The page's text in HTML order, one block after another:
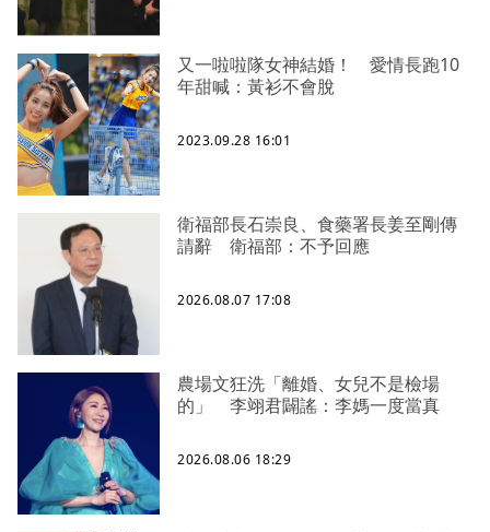
又一啦啦隊女神結婚！ 愛情長跑10
年甜喊：黃衫不會脫
2023.09.28 16:01
衛福部長石崇良、食藥署長姜至剛傳
請辭 衛福部：不予回應
2026.08.07 17:08
農場文狂洗「離婚、女兒不是檢場
的」 李翊君闢謠：李媽一度當真
2026.08.06 18:29